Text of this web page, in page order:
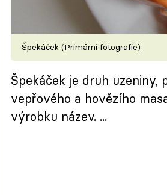
Špekáček (Primární fotografie)
Špekáček je druh uzeniny,
vepřového a hovězího
výrobku název. ...